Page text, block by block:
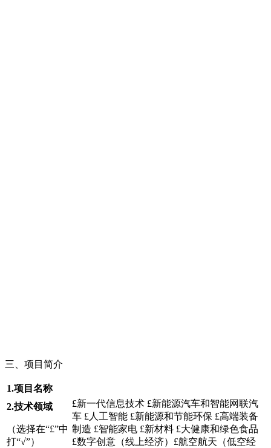
三、项目简介
1.项目名称
2.技术领域
（选择在“£”中
打“√”）
£新一代信息技术 £新能源汽车和智能网联汽
车 £人工智能 £新能源和节能环保 £高端装备
制造 £智能家电 £新材料 £大健康和绿色食品
£数字创意（线上经济）£航空航天（低空经